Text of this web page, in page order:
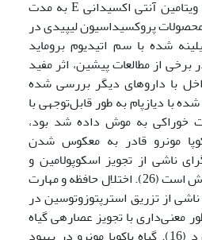
(11). تزریق داخل صفاقی ویتامین آنتی اکسیدانی E به مدت
پروکسیداسیون لیپیدی در
شده با سم اتیدیوم بروماید
در برخی از مطالعات پیشین، اثر مفید
با داروهای دیگر بررسی شده
با دیازپام به طور قابل‌توجهی با
خوراکی به موش داده شد بود،
باکوپا مونرو قادر به معکوس شدن
ناشی از تجویز اسکوپولامین و
بهبودی حافظه‌ی فضایی موش است (26). اختلال حافظه و مهارت
از تزریق استرپتوزوتوسین در
معنی‌داری با تجویز عصاره­ی گیاه